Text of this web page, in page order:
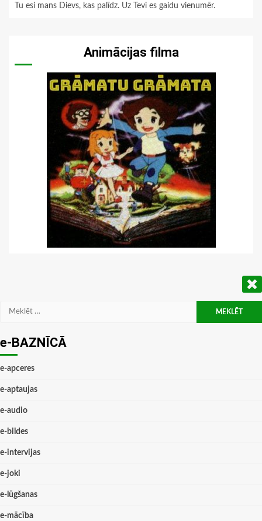
Tu esi mans Dievs, kas palīdz. Uz Tevi es gaidu vienumēr.
Animācijas filma
Meklēt:
e-BAZNĪCĀ
e-apceres
e-aptaujas
e-audio
e-bildes
e-intervijas
e-joki
e-lūgšanas
e-mācība